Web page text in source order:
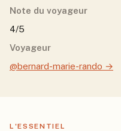
Note du voyageur
4/5
Voyageur
@bernard-marie-rando →
L'ESSENTIEL